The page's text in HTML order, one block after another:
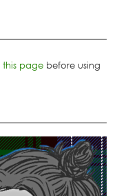
this page before using